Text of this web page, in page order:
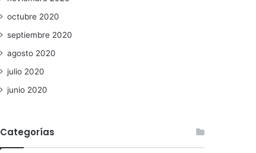
octubre 2020
septiembre 2020
agosto 2020
julio 2020
junio 2020
Categorías